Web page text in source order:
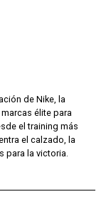
de Nike, la
élite para
el training más
el calzado, la
para la victoria.